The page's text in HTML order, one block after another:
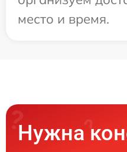
место и время.
Нужна